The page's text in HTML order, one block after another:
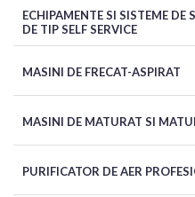
ECHIPAMENTE SI SISTEME DE
DE TIP SELF SERVICE
MASINI DE FRECAT-ASPIRAT
MASINI DE MATURAT SI
PURIFICATOR DE AER